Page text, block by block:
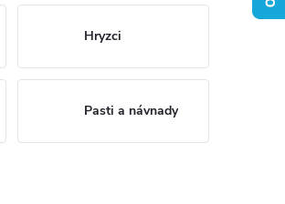
Hryzci
Pasti a návnady